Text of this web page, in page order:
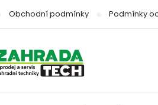
Obchodní podmínky Podmínky